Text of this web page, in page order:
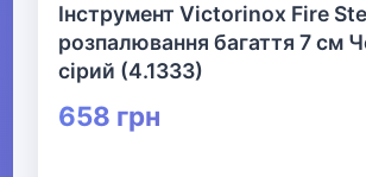
Інструмент Victorinox Fire
розпалювання багаття 7 см
сірий (4.1333)
658 грн